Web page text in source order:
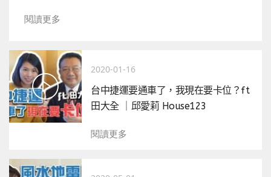
閱讀更多
2020-01-16
台中捷運要通車了，我現在要卡位？ft
田大全 ｜邱愛莉 House123
閱讀更多